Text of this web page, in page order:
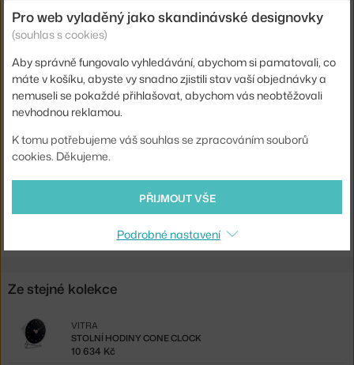
Tipy na vánoční dárky pro děti
Vitra nově i pro zákazníky na Slovensku!
Průměr:
33 cm
Barva:
multicolor
Materiál:
dřevo, kov
Kód produktu VIT-20125003
Shopping from the EU? Switch to
Ball Clock, multicolor
Ze stejné kolekce
STOLNÍ HODINY CONE CLOCK
VITRA
10 634 Kč
Pro web vyladěný jako skandinávské designovky
(souhlas s cookies)
Aby správně fungovalo vyhledávání, abychom si pamatovali, co
máte v košíku, abyste vy snadno zjistili stav vaší objednávky a
nemuseli se pokaždé přihlašovat, abychom vás neobtěžovali
nevhodnou reklamou.
K tomu potřebujeme váš souhlas se zpracováním souborů
cookies. Děkujeme.
PŘIJMOUT VŠE
Podrobné nastavení